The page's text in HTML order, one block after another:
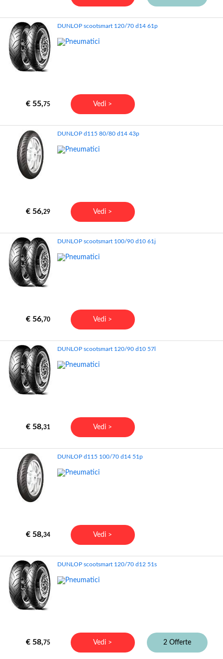
DUNLOP scootsmart 120/70 d14 61p
€ 55,75 Vedi >
DUNLOP d115 80/80 d14 43p
€ 56,29 Vedi >
DUNLOP scootsmart 100/90 d10 61j
€ 56,70 Vedi >
DUNLOP scootsmart 120/90 d10 57l
€ 58,31 Vedi >
DUNLOP d115 100/70 d14 51p
€ 58,34 Vedi >
DUNLOP scootsmart 120/70 d12 51s
€ 58,75 Vedi > 2 Offerte